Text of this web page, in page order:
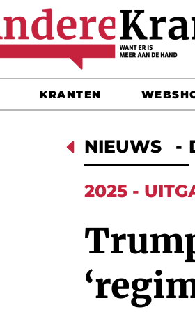
KRANTEN
D NIEUWS -
2025 -